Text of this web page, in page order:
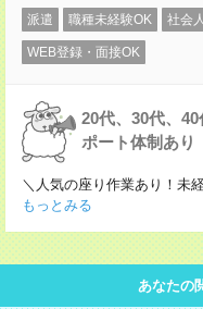
派遣 職種未経験OK 社会
WEB登録・面接OK
20代、30代、
ポート体制あり
＼人気の座り作業あり！未
もっとみる
あなたの